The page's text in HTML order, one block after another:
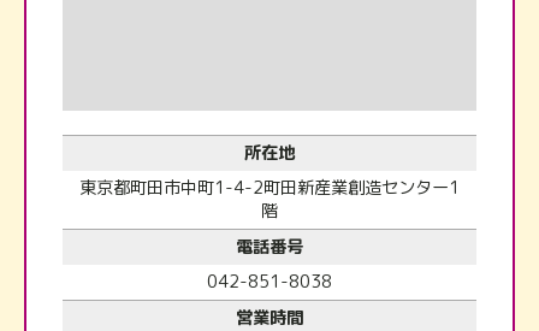
所在地
東京都町田市中町1-4-2町田新産業創造センター1
階
電話番号
042-851-8038
営業時間